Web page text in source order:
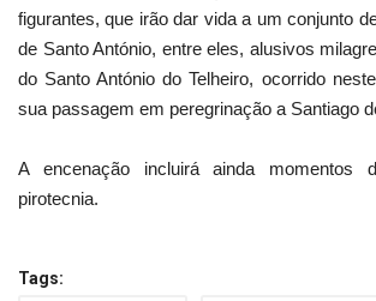
figurantes, que irão dar vida a um conjunto
de Santo António, entre eles, alusivos
do Santo António do Telheiro, ocorrido
sua passagem em peregrinação a Santiago
A encenação incluirá ainda
pirotecnia.
Tags: